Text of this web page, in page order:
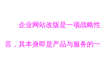
企业网站改版是一项战略
言，其本身即是产品与服务的